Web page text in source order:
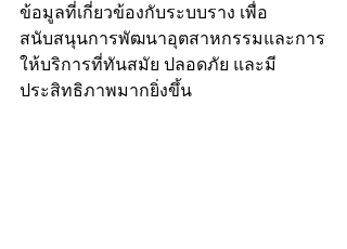
ข้อมูลที่เกี่ยวข้องกับระบบราง เพื่อ
สนับสนุนการพัฒนาอุตสาหกรรมและการ
ให้บริการที่ทันสมัย ปลอดภัย และมี
ประสิทธิภาพมากยิ่งขึ้น